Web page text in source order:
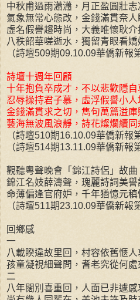
中秋甫過雨瀟瀟，月正盈圓壯志
氣象無常心態改，金錢滿貫奈人
虛名假譽趨時尚，大義唯懷耿介
八秩韶華嗟逝水，獨留青眼看嬌
（詩壇509期09.10.09華僑新報
詩壇十週年回顧
十年抱負卒成才，不以悲歡隱自
忍辱操持君子慕，虛浮假譽小人
金錢滿貫求之切，雋句萬篇溢庫
藝海無波風浪靜，詩花燦爛續同
（詩壇510期16.10.09華僑新報
（詩壇514期13.11.09華僑新報
觀聽粵聲晚會「錦江詩侶」故曲
錦江名妓薛濤聲，瑰麗詩詞美譽
命薄偏逢官府妒，千年猶憶元稹
（詩壇511期23.10.09華僑新報
回鄉感
一
八載睽違故里回，村容依舊愜人
孩童凝視細聲問，耆老究從何處
二
八年闊別喜重回，人面已非遽感